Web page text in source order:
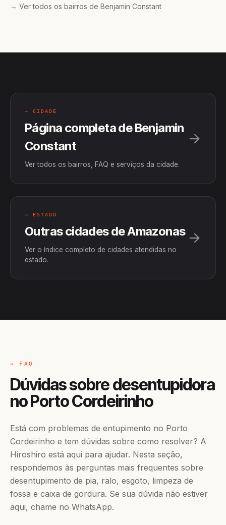
→ Ver todos os bairros de Benjamin Constant
→ CIDADE
Página completa de Benjamin
Constant
Ver todos os bairros, FAQ e serviços da cidade.
→ ESTADO
Outras cidades de Amazonas
Ver o índice completo de cidades atendidas no
estado.
→ FAQ
Dúvidas sobre desentupidora
no Porto Cordeirinho
Está com problemas de entupimento no Porto
Cordeirinho e tem dúvidas sobre como resolver? A
Hiroshiro está aqui para ajudar. Nesta seção,
respondemos às perguntas mais frequentes sobre
desentupimento de pia, ralo, esgoto, limpeza de
fossa e caixa de gordura. Se sua dúvida não estiver
aqui, chame no WhatsApp.